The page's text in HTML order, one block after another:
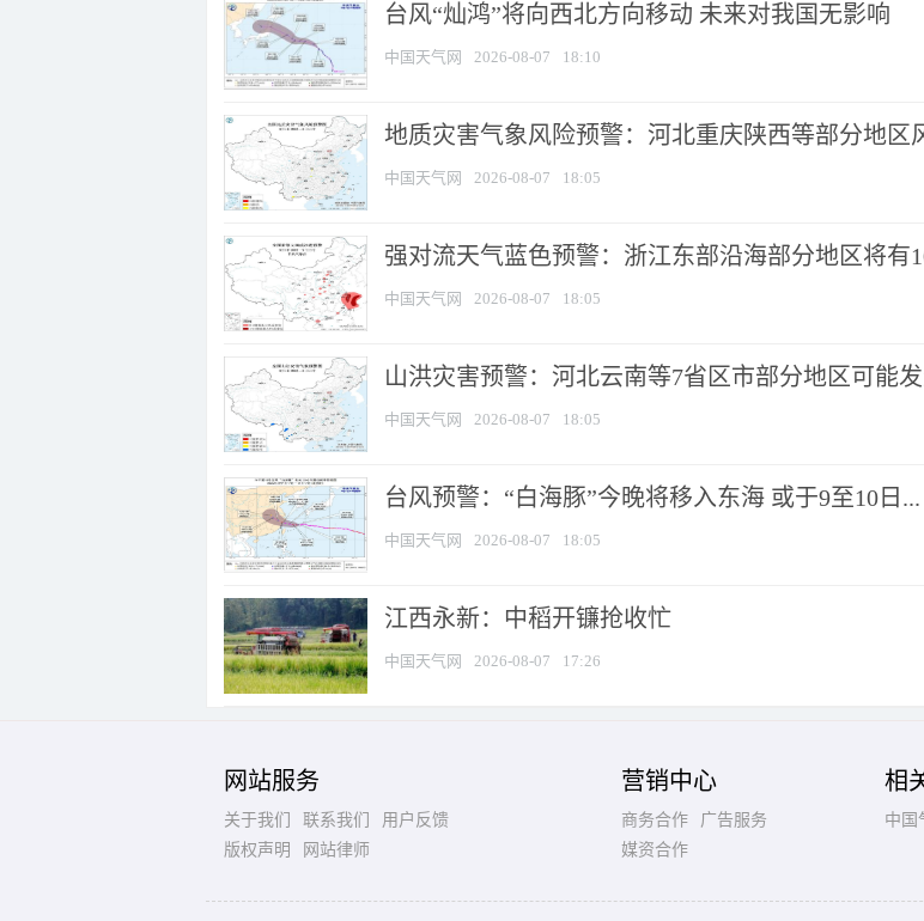
台风“灿鸿”将向西北方向移动 未来对我国无影响
中国天气网 2026-08-07 18:10
地质灾害气象风险预警：河北重庆陕西等部分地区
中国天气网 2026-08-07 18:05
强对流天气蓝色预警：浙江东部沿海部分地区将有
中国天气网 2026-08-07 18:05
山洪灾害预警：河北云南等7省区市部分地区可能
中国天气网 2026-08-07 18:05
台风预警：“白海豚”今晚将移入东海 或于9至10日...
中国天气网 2026-08-07 18:05
江西永新：中稻开镰抢收忙
中国天气网 2026-08-07 17:26
网站服务
关于我们 联系我们
用户反馈
版权声明
网站律师
营销中心
商务合作
广告服务
媒资合作
相
中国